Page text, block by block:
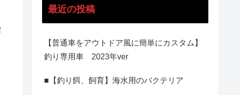
最近の投稿
【普通車をアウトドア風に簡単にカスタム】
釣り専用車 2023年ver
■【釣り餌、飼育】海水用のバクテリア